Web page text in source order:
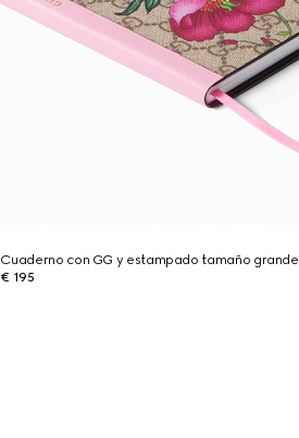
Cuaderno con GG y estampado tamaño grande
€ 195